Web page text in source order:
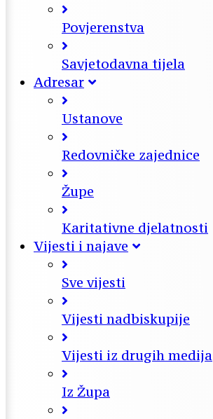
Povjerenstva
Savjetodavna tijela
Adresar
Ustanove
Redovničke zajednice
Župe
Karitativne djelatnosti
Vijesti i najave
Sve vijesti
Vijesti nadbiskupije
Vijesti iz drugih medija
Iz Župa